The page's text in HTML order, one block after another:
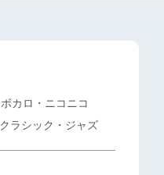
カロ・ニコニコ
クラシック・ジャズ